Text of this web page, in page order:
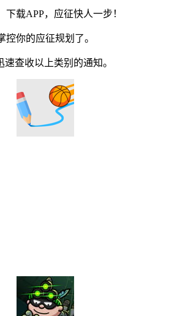
载APP，应征快人一步！
你的应征规划了。
查收以上类别的通知。